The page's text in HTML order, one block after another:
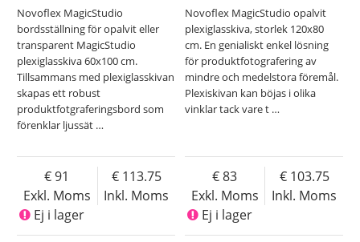
Novoflex MagicStudio
bordsställning för opalvit eller
transparent MagicStudio
plexiglasskiva 60x100 cm.
Tillsammans med plexiglasskivan
skapas ett robust
produktfotgraferingsbord som
förenklar ljussät …
Exkl. Moms
91
Inkl. Moms
113.75
Ej i lager
Novoflex MagicStudio opalvit
plexiglasskiva, storlek 120x80
cm. En genialiskt enkel lösning
för produktfotografering av
mindre och medelstora föremål.
Plexiskivan kan böjas i olika
vinklar tack vare t …
Exkl. Moms
83
Inkl. Moms
103.75
Ej i lager